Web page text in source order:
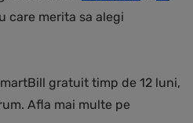
care merita sa alegi
gratuit timp de 12 luni,
Afla mai multe pe